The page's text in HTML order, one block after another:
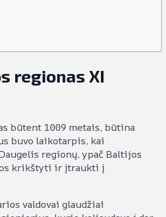
regionas XI
būtent 1009 metais, būtina
buvo laikotarpis, kai
regionų, ypač Baltijos
krikštyti ir įtraukti į
valdovai glaudžiai